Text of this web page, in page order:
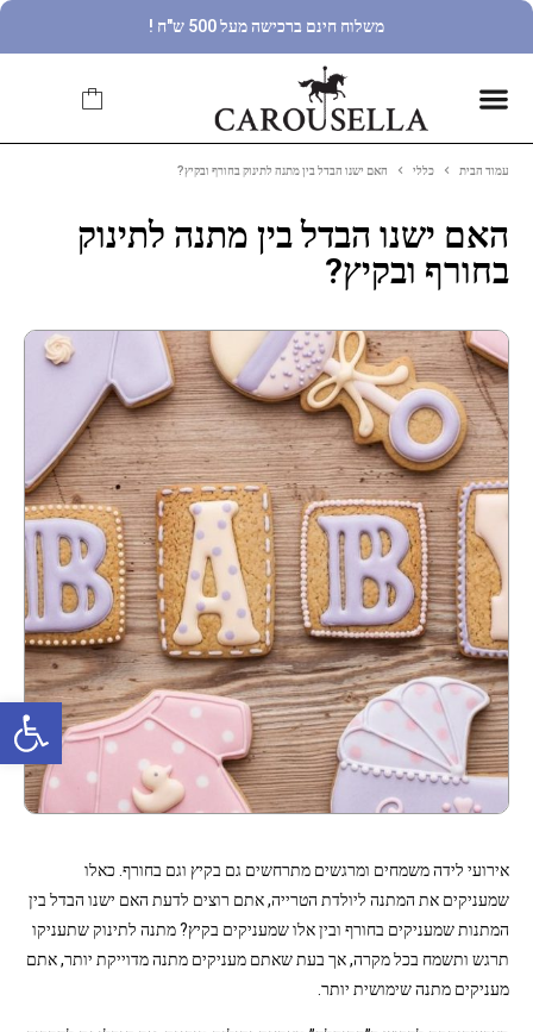
פתח סרגל נגישות
משלוח חינם ברכישה מעל 500 ש"ח !
עמוד הבית כללי האם ישנו הבדל בין מתנה לתינוק בחורף ובקיץ?
האם ישנו הבדל בין מתנה לתינוק
בחורף ובקיץ?
אירועי לידה משמחים ומרגשים מתרחשים גם בקיץ וגם בחורף. כאלו
שמעניקים את המתנה ליולדת הטרייה, אתם רוצים לדעת האם ישנו הבדל בין
המתנות שמעניקים בחורף ובין אלו שמעניקים בקיץ? מתנה לתינוק שתעניקו
תרגש ותשמח בכל מקרה, אך בעת שאתם מעניקים מתנה מדוייקת יותר, אתם
מעניקים מתנה שימושית יותר.